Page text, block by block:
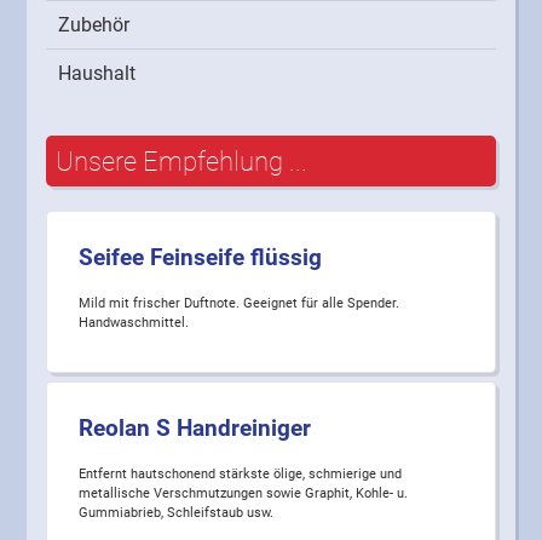
Zubehör
Haushalt
Unsere Empfehlung ...
Seifee Feinseife flüssig
Mild mit frischer Duftnote. Geeignet für alle Spender.
Handwaschmittel.
Reolan S Handreiniger
Entfernt hautschonend stärkste ölige, schmierige und
metallische Verschmutzungen sowie Graphit, Kohle- u.
Gummiabrieb, Schleifstaub usw.